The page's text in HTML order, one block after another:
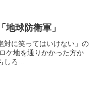
球防衛軍」
対に笑ってはいけない」の
ケ地を通りかかった方か
ろ...